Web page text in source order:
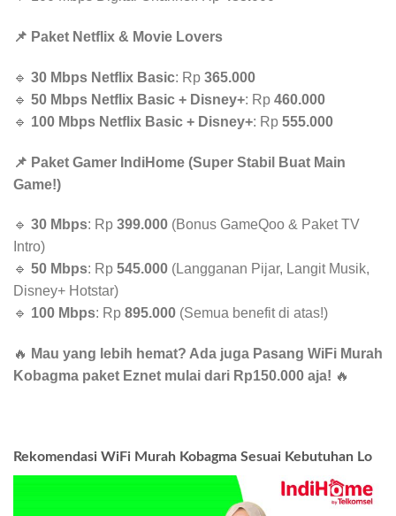
📌 Paket Netflix & Movie Lovers
🔹 30 Mbps Netflix Basic: Rp 365.000
🔹 50 Mbps Netflix Basic + Disney+: Rp 460.000
🔹 100 Mbps Netflix Basic + Disney+: Rp 555.000
📌 Paket Gamer IndiHome (Super Stabil Buat Main
Game!)
🔹 30 Mbps: Rp 399.000 (Bonus GameQoo & Paket TV
Intro)
🔹 50 Mbps: Rp 545.000 (Langganan Pijar, Langit Musik,
Disney+ Hotstar)
🔹 100 Mbps: Rp 895.000 (Semua benefit di atas!)
🔥 Mau yang lebih hemat? Ada juga Pasang WiFi Murah
Kobagma paket Eznet mulai dari Rp150.000 aja! 🔥
Rekomendasi WiFi Murah Kobagma Sesuai Kebutuhan Lo